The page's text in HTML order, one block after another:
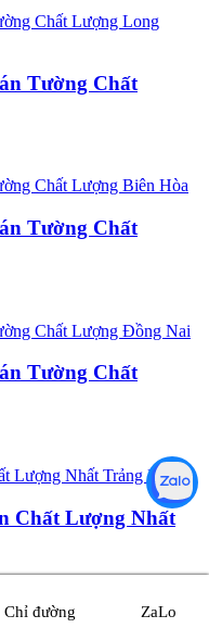
Tường Chất
Tường Chất
Tường Chất
Chất Lượng Nhất
Chỉ đường ZaLo